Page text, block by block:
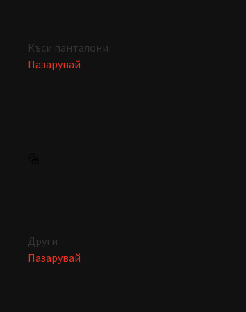
Къси панталони
Пазарувай
Други
Пазарувай